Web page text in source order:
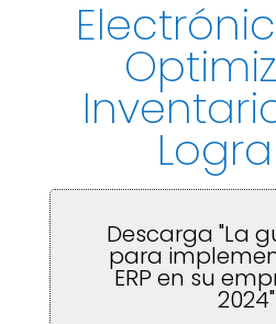
Descarga "La
para
ERP en su
2024"